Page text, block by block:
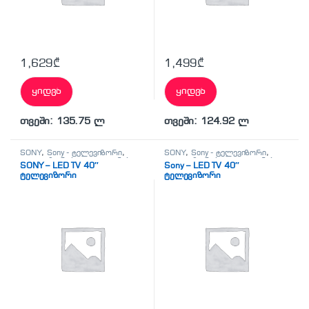
1,629₾
ყიდვა
თვეში: 135.75 ლ
1,499₾
ყიდვა
თვეში: 124.92 ლ
SONY,Sony - ტელევიზორი,
ტელევიზორები ,
ტელეფონები,
პლანშეტები,
აქსესუარები,ტელევიზორი
SONY – LED TV 40″
ტელევიზორი
SONY,Sony - ტელევიზორი,
ტელევიზორები
,ტელეფონები,
პლანშეტები,
აქსესუარები,ტელევიზორი
Sony – LED TV 40″
ტელევიზორი